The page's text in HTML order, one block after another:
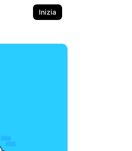
Inizia